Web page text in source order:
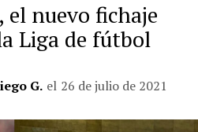
el nuevo fichaje
Liga de fútbol
G. el 26 de julio de 2021